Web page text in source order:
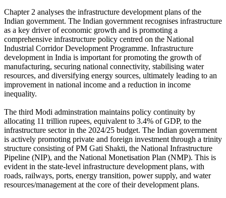
Chapter 2 analyses the infrastructure development plans of the
Indian government. The Indian government recognises infrastructure
as a key driver of economic growth and is promoting a
comprehensive infrastructure policy centred on the National
Industrial Corridor Development Programme. Infrastructure
development in India is important for promoting the growth of
manufacturing, securing national connectivity, stabilising water
resources, and diversifying energy sources, ultimately leading to an
improvement in national income and a reduction in income
inequality.
The third Modi adminstration maintains policy continuity by
allocating 11 trillion rupees, equivalent to 3.4% of GDP, to the
infrastructure sector in the 2024/25 budget. The Indian government
is actively promoting private and foreign investment through a trinity
structure consisting of PM Gati Shakti, the National Infrastructure
Pipeline (NIP), and the National Monetisation Plan (NMP). This is
evident in the state-level infrastructure development plans, with
roads, railways, ports, energy transition, power supply, and water
resources/management at the core of their development plans.